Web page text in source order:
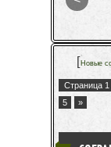
[Новые
Страница 1
5
»